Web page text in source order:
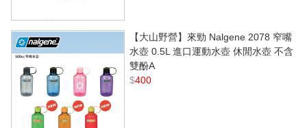
【大山野營】來勁 Nalgene 2078 窄嘴
水壺 0.5L 進口運動水壺 休閒水壺 不含
雙酚A
$400